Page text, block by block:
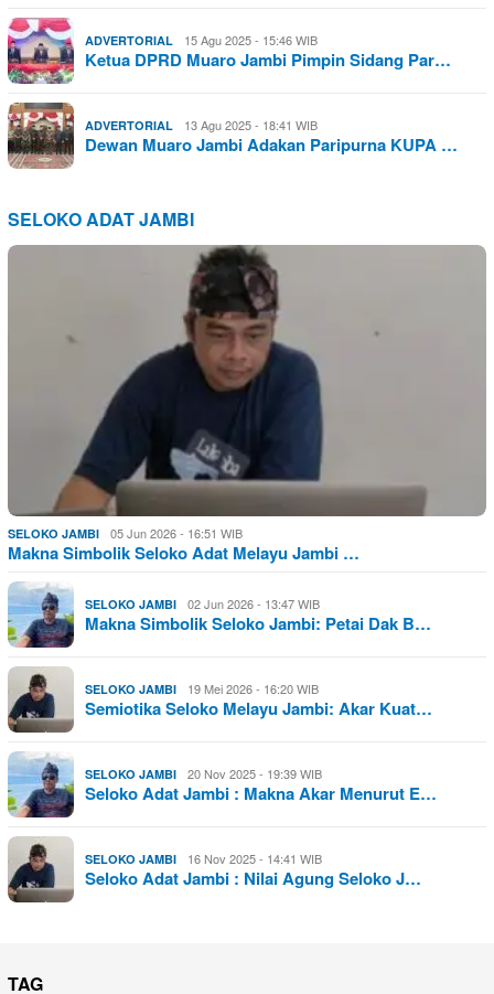
ADVERTORIAL 15 Agu 2025 - 15:46 WIB
Ketua DPRD Muaro Jambi Pimpin Sidang Par…
ADVERTORIAL 13 Agu 2025 - 18:41 WIB
Dewan Muaro Jambi Adakan Paripurna KUPA …
SELOKO ADAT JAMBI
SELOKO JAMBI 05 Jun 2026 - 16:51 WIB
Makna Simbolik Seloko Adat Melayu Jambi …
SELOKO JAMBI 02 Jun 2026 - 13:47 WIB
Makna Simbolik Seloko Jambi: Petai Dak B…
SELOKO JAMBI 19 Mei 2026 - 16:20 WIB
Semiotika Seloko Melayu Jambi: Akar Kuat…
SELOKO JAMBI 20 Nov 2025 - 19:39 WIB
Seloko Adat Jambi : Makna Akar Menurut E…
SELOKO JAMBI 16 Nov 2025 - 14:41 WIB
Seloko Adat Jambi : Nilai Agung Seloko J…
TAG